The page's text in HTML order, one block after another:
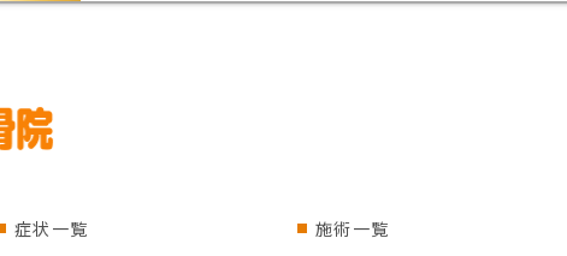
症状一覧 施術一覧